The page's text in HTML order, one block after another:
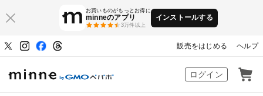
お買いものがもっとお得に
minneのアプリ
3万件以上
インストールする
販売をはじめる ヘルプ
ハンドメイドマーケット minne（ミン
ログイン